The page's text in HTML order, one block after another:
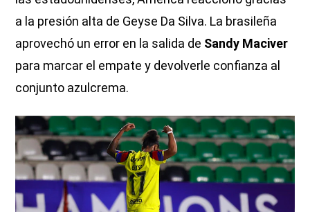
a la presión alta de Geyse Da Silva. La brasileña
aprovechó un error en la salida de Sandy Maciver
para marcar el empate y devolverle confianza al
conjunto azulcrema.